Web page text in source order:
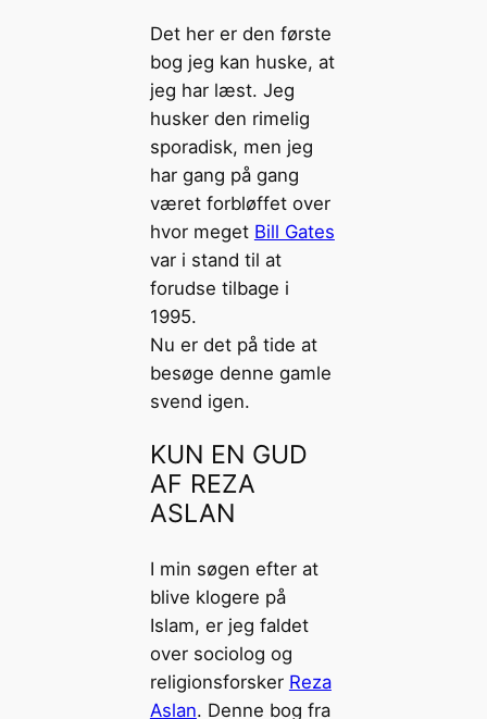
Det her er den første
bog jeg kan huske, at
jeg har læst. Jeg
husker den rimelig
sporadisk, men jeg
har gang på gang
været forbløffet over
hvor meget Bill Gates
var i stand til at
forudse tilbage i
1995.
Nu er det på tide at
besøge denne gamle
svend igen.
KUN EN GUD
AF REZA
ASLAN
I min søgen efter at
blive klogere på
Islam, er jeg faldet
over sociolog og
religionsforsker Reza
Aslan. Denne bog fra